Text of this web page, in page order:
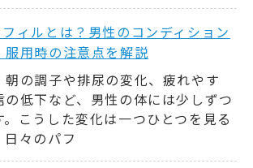
ィルとは？男性のコンディション
用時の注意点を解説
の調子や排尿の変化、疲れやす
の低下など、男性の体には少しずつ
こうした変化は一つひとつを見る
日々のパフ